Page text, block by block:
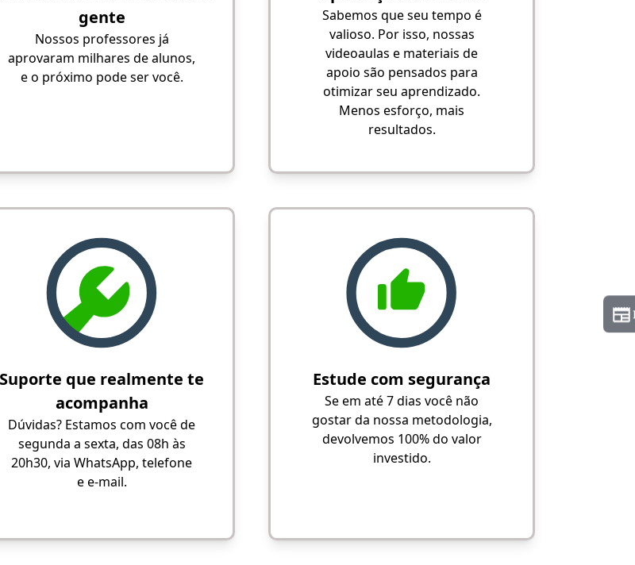
gente
Nossos professores já
aprovaram milhares de alunos,
e o próximo pode ser você.
Sabemos que seu tempo é
valioso. Por isso, nossas
videoaulas e materiais de
apoio são pensados para
otimizar seu aprendizado.
Menos esforço, mais
resultados.
Suporte que realmente te
acompanha
Dúvidas? Estamos com você de
segunda a sexta, das 08h às
20h30, via WhatsApp, telefone
e e-mail.
Estude com segurança
Se em até 7 dias você não
gostar da nossa metodologia,
devolvemos 100% do valor
investido.